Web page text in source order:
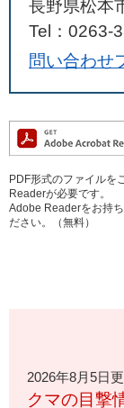
長野県松本
Tel：0263-
問い合わせ
PDF形式のファイルを
Readerが必要です。
Adobe Readerをお持
ださい。（無料）
2026年8月5日
クマの目撃